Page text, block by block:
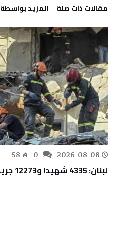
‫مقالات ذات صلة‬ ‫‫المزيد بواسطة‬ ‬ ‭ ‬الصحافة‭ ‬اليوم
2026-08-08
58
لبنان: 4335 شهيدا و12273 جريحا منذ مارس الماضي